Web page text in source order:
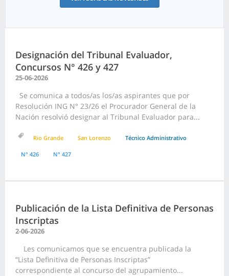
Designación del Tribunal Evaluador,
Concursos N° 426 y 427
25-06-2026
Se comunica a todos/as los/as aspirantes que por
Resolución ING N° 23/26 el Procurador General de la
Nación resolvió designar al Tribunal Evaluador para...
Rio Grande San Lorenzo Técnico Administrativo
N° 426 N° 427
Publicación de la Lista Definitiva de Personas
Inscriptas
2-06-2026
Les comunicamos que se encuentra publicada la
“Lista Definitiva de Personas Inscriptas”
correspondiente al concurso del agrupamiento...